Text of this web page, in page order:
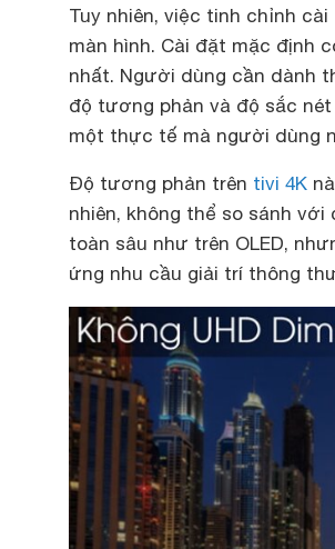
Tuy nhiên, việc tinh chỉnh
màn hình. Cài đặt mặc định
nhất. Người dùng cần dành
độ tương phản và độ sắc
một thực tế mà người dùng
Độ tương phản trên tivi 4K
nhiên, không thể so sánh
toàn sâu như trên OLED,
ứng nhu cầu giải trí thông